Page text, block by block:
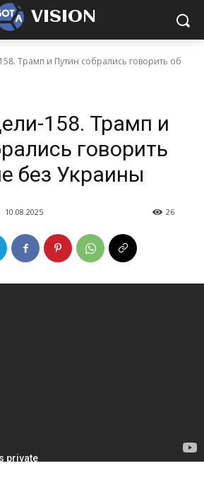
VISION
Трамп и Путин собрались говорить об
158. Трамп и
говорить
без Украины
10.08.2025 26